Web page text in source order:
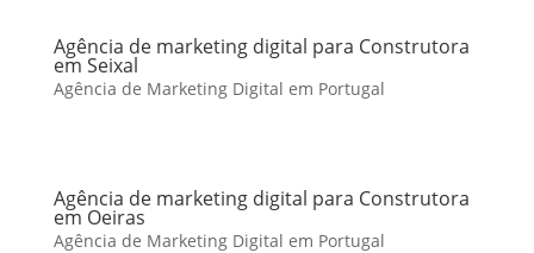
Agência de marketing digital para Construtora
em Seixal
Agência de Marketing Digital em Portugal
Agência de marketing digital para Construtora
em Oeiras
Agência de Marketing Digital em Portugal